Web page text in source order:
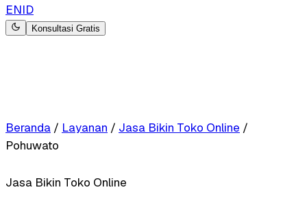
ENID
Konsultasi Gratis
Beranda / Layanan / Jasa Bikin Toko Online /
Pohuwato
Jasa Bikin Toko Online